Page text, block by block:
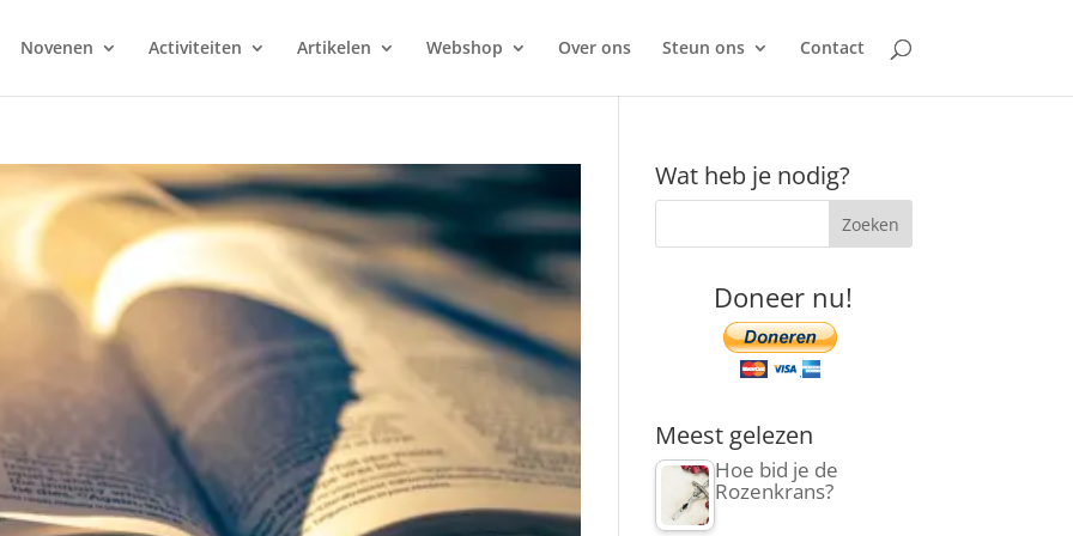
Novenen Activiteiten Artikelen Webshop Over ons Steun ons Contact
Wat heb je nodig?
Doneer nu!
Meest gelezen
Hoe bid je de
Rozenkrans?